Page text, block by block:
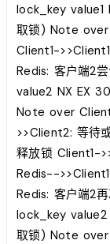
lock_key value1
取锁) Note over
Client1-
Redis: 客户端2
value2 NX EX
Note over
>>Client2: 等待
释放锁 Client1-
Redis--
Redis: 客户端2
lock_key
取锁) Note over